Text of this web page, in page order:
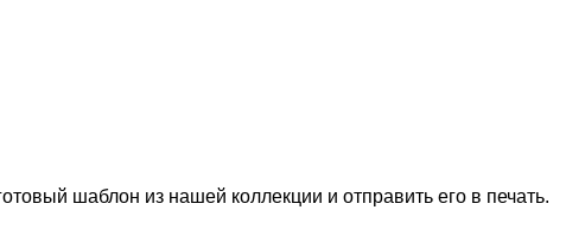
шаблон из нашей коллекции и отправить его в печать.